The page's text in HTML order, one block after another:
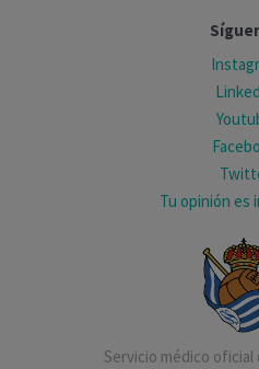
Tu opinión es
Servicio médico oficial